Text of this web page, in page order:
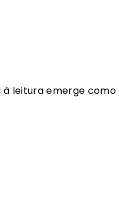
à leitura emerge como